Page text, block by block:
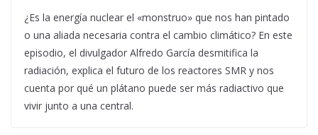
¿Es la energía nuclear el «monstruo» que nos han pintado
o una aliada necesaria contra el cambio climático? En este
episodio, el divulgador Alfredo García desmitifica la
radiación, explica el futuro de los reactores SMR y nos
cuenta por qué un plátano puede ser más radiactivo que
vivir junto a una central.